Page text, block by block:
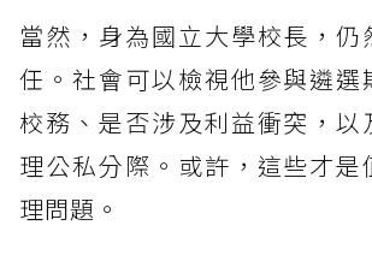
當然，身為國立大學校長，仍
任。社會可以檢視他參與遴選
校務、是否涉及利益衝突，以
理公私分際。或許，這些才是
理問題。